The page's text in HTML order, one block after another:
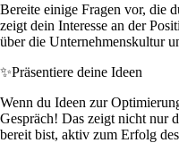
Bereite einige Fragen vor, die
zeigt dein Interesse an der
über die Unternehmenskultur
✨Präsentiere deine Ideen
Wenn du Ideen zur
Gespräch! Das zeigt nicht nur
bereit bist, aktiv zum Erfolg